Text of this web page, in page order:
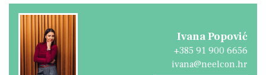
Ivana Popović
+385 91 900 6656
ivana@neelcon.hr